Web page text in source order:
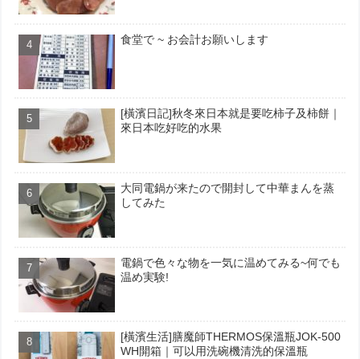
食堂で ~ お会計お願いします
[橫濱日記]秋冬來日本就是要吃柿子及柿餅｜
來日本吃好吃的水果
大同電鍋が来たので開封して中華まんを蒸
してみた
電鍋で色々な物を一気に温めてみる~何でも
温め実験!
[橫濱生活]膳魔師THERMOS保溫瓶JOK-500
WH開箱｜可以用洗碗機清洗的保溫瓶